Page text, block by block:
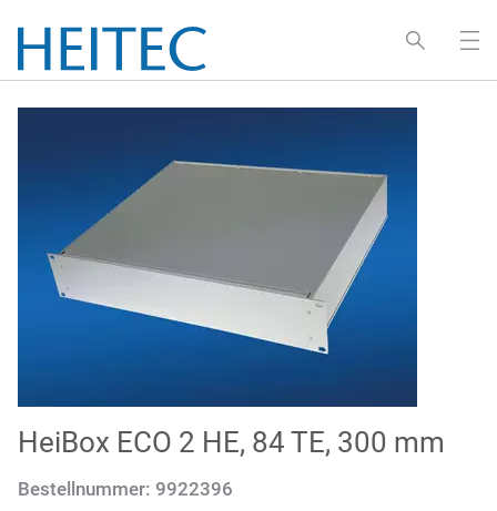
HeiBox ECO 2 HE, 84 TE, 300 mm
Bestellnummer: 9922396